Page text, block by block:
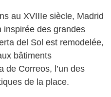
au XVIIIe siècle, Madrid
inspirée des grandes
del Sol est remodelée,
bâtiments
de Correos, l’un des
de la place.